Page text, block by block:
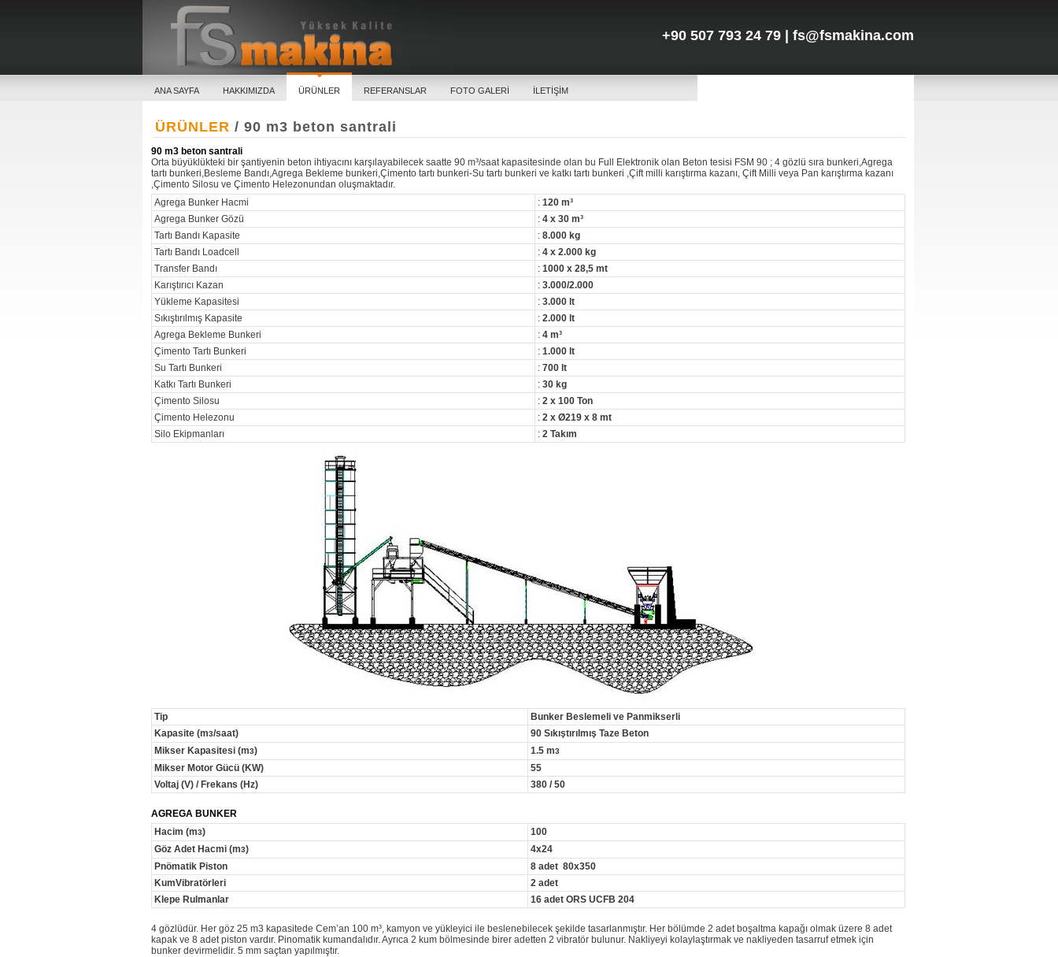
+90 507 793 24 79 | fs@fsmakina.com
ANA SAYFA HAKKIMIZDA ÜRÜNLER REFERANSLAR FOTO GALERİ İLETİŞİM
ÜRÜNLER / 90 m3 beton santrali
90 m3 beton santrali
Orta büyüklükteki bir şantiyenin beton ihtiyacını karşılayabilecek saatte 90 m³/saat kapasitesinde olan bu Full Elektronik olan Beton tesisi FSM 90 ; 4 gözlü sıra bunkeri,Agrega
tartı bunkeri,Besleme Bandı,Agrega Bekleme bunkeri,Çimento tartı bunkeri-Su tartı bunkeri ve katkı tartı bunkeri ,Çift milli karıştırma kazanı, Çift Milli veya Pan karıştırma kazanı
,Çimento Silosu ve Çimento Helezonundan oluşmaktadır.
Agrega Bunker Hacmi
:120 m³
Agrega Bunker Gözü
:4 x 30 m³
Tartı Bandı Kapasite
: 8.000 kg
Tartı Bandı Loadcell
:4 x 2.000 kg
Transfer Bandı
:1000 x 28,5 mt
Karıştırıcı Kazan
:3.000/2.000
Yükleme Kapasitesi
:3.000 lt
Sıkıştırılmış Kapasite
:2.000 lt
Agrega Bekleme Bunkeri
: 4 m³
Çimento Tartı Bunkeri
: 1.000 lt
Su Tartı Bunkeri
:700 lt
Katkı Tartı Bunkeri
:30 kg
Çimento Silosu
:2 x 100 Ton
Çimento Helezonu
:2 x Ø219 x 8 mt
Silo Ekipmanları
:2 Takım
Tip
Bunker Beslemeli ve Panmikserli
Kapasite (m3/saat)
90 Sıkıştırılmış Taze Beton
Mikser Kapasitesi (m3) 1.5 m3
Mikser Motor Gücü (KW)
55
Voltaj (V) / Frekans (Hz)
380 / 50
AGREGA BUNKER
Hacim (m3)
100
Göz Adet Hacmi (m3)
4x24
Pnömatik Piston
8 adet 80x350
KumVibratörleri
2 adet
Klepe Rulmanlar
16 adet ORS UCFB 204
4 gözlüdür. Her göz 25 m3 kapasitede Cem’an 100 m³, kamyon ve yükleyici ile beslenebilecek şekilde tasarlanmıştır. Her bölümde 2 adet boşaltma kapağı olmak üzere 8 adet
kapak ve 8 adet piston vardır. Pinomatik kumandalıdır. Ayrıca 2 kum bölmesinde birer adetten 2 vibratör bulunur. Nakliyeyi kolaylaştırmak ve nakliyeden tasarruf etmek için
bunker devirmelidir. 5 mm saçtan yapılmıştır.